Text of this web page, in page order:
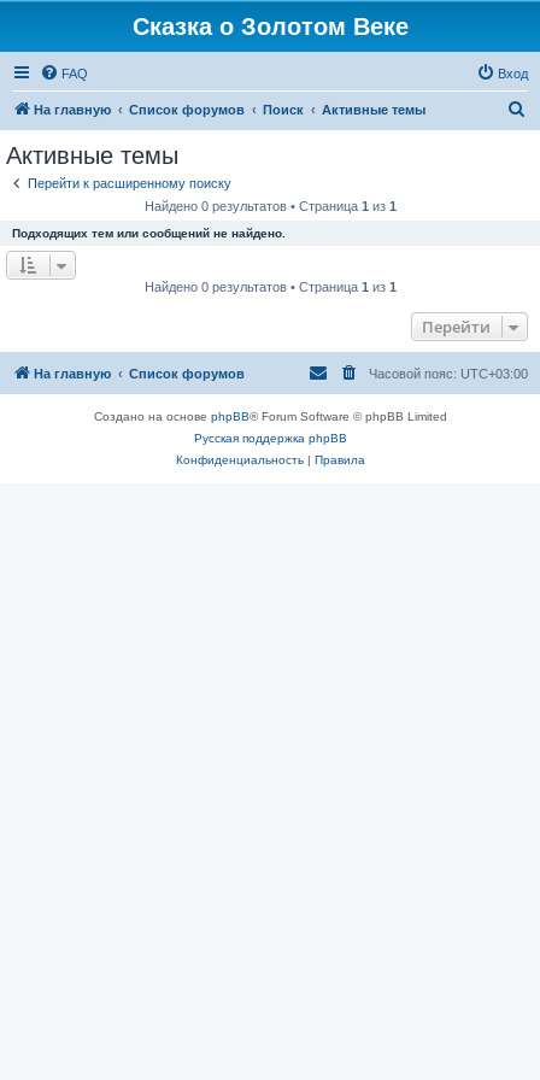
Сказка о Золотом Веке
FAQ Вход
На главную Список форумов Поиск Активные темы
Активные темы
Перейти к расширенному поиску
Найдено 0 результатов • Страница 1 из 1
Подходящих тем или сообщений не найдено.
Найдено 0 результатов • Страница 1 из 1
Перейти
На главную Список форумов Часовой пояс: UTC+03:00
Создано на основе phpBB® Forum Software © phpBB Limited
Русская поддержка phpBB
Конфиденциальность| Правила